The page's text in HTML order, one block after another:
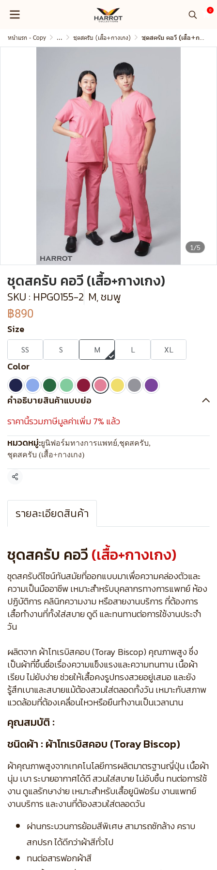
0
หน้าแรก - Copy ... ชุดสครับ (เสื้อ+กางเกง) ชุดสครับ คอวี (เสื้อ+กางเกง)
1/5
ชุดสครับ คอวี (เสื้อ+กางเกง)
SKU : HPG0155-2 M, ชมพู
฿890
Size
SS S M L XL
Color
คำอธิบายสินค้าแบบย่อ
ราคานี้รวมภาษีมูลค่าเพิ่ม 7% แล้ว
หมวดหมู่:ยูนิฟอร์มทางการแพทย์,ชุดสครับ,
ชุดสครับ (เสื้อ+กางเกง)
แชร์
รายละเอียดสินค้า
ชุดสครับ คอวี (เสื้อ+กางเกง)
ชุดสครับดีไซน์ทันสมัยที่ออกแบบมาเพื่อความคล่องตัวและ
ความเป็นมืออาชีพ เหมาะสำหรับบุคลากรทางการแพทย์ ห้อง
ปฏิบัติการ คลินิกความงาม หรือสายงานบริการ ที่ต้องการ
เสื้อทำงานที่ทั้งใส่สบาย ดูดี และทนทานต่อการใช้งานประจำ
วัน
ผลิตจาก ผ้าโทเรบิสคอบ (Toray Biscop) คุณภาพสูง ซึ่ง
เป็นผ้าที่ขึ้นชื่อเรื่องความแข็งแรงและความทนทาน เนื้อผ้า
เรียบ ไม่ยับง่าย ช่วยให้เสื้อคงรูปทรงสวยอยู่เสมอ และยัง
รู้สึกเบาและสบายแม้ต้องสวมใส่ตลอดทั้งวัน เหมาะกับสภาพ
แวดล้อมที่ต้องเคลื่อนไหวหรือยืนทำงานเป็นเวลานาน
คุณสมบัติ :
ชนิดผ้า : ผ้าโทเรบิสคอบ (Toray Biscop)
ผ้าคุณภาพสูงจากเทคโนโลยีการผลิตมาตรฐานญี่ปุ่น เนื้อผ้า
นุ่ม เบา ระบายอากาศได้ดี สวมใส่สบาย ไม่อับชื้น ทนต่อการใช้
งาน ดูแลรักษาง่าย เหมาะสำหรับเสื้อยูนิฟอร์ม งานแพทย์
งานบริการ และงานที่ต้องสวมใส่ตลอดวัน
ผ่านกระบวนการย้อมสีพิเศษ สามารถซักล้าง คราบ
สกปรก ได้ดีกว่าผ้าสีทั่วไป
ทนต่อสารฟอกผ้าสี